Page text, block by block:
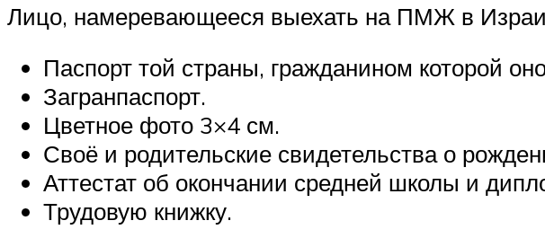
Лицо, намеревающееся выехать на ПМЖ в
Паспорт той страны, гражданином которой
Загранпаспорт.
Цветное фото 3×4 см.
Своё и родительские свидетельства о
Аттестат об окончании средней школы и
Трудовую книжку.